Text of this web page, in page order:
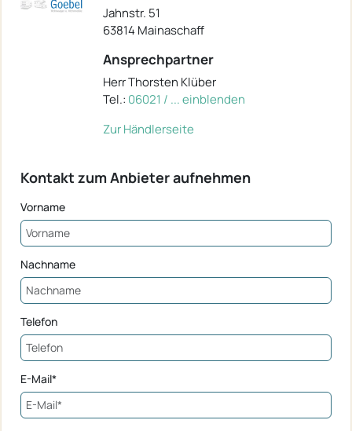
Jahnstr. 51
63814 Mainaschaff
Ansprechpartner
Herr Thorsten Klüber
Tel.: 06021 / ... einblenden
Zur Händlerseite
Kontakt zum Anbieter aufnehmen
Vorname
Nachname
Telefon
E-Mail*